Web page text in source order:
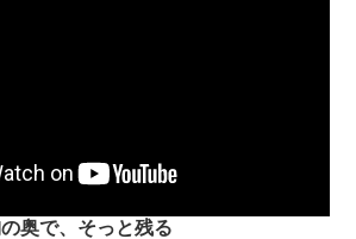
奥で、そっと残る